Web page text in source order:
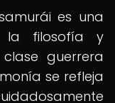
es una
la filosofía y
guerrera
se refleja